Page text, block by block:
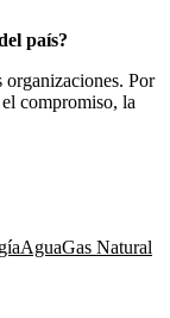
país?
organizaciones. Por
compromiso, la
AguaGas Natural